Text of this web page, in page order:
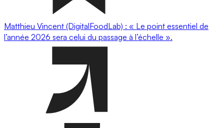
Matthieu Vincent (DigitalFoodLab) : « Le point essentiel de
l’année 2026 sera celui du passage à l’échelle ».